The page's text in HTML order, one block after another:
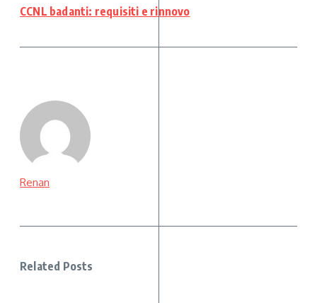
CCNL badanti: requisiti e rinnovo
Renan
Related Posts